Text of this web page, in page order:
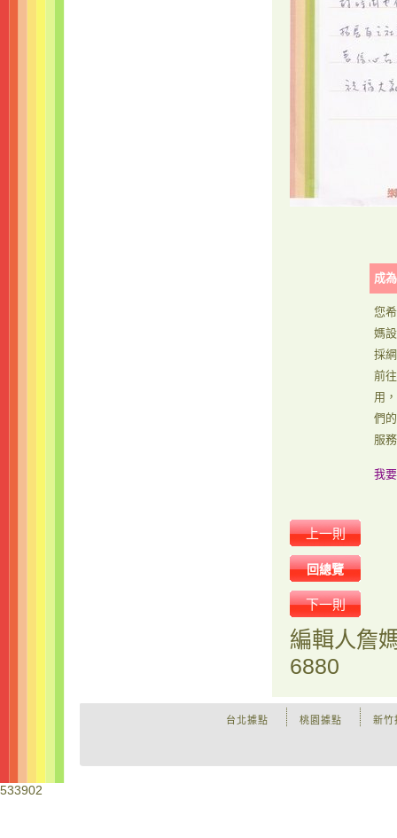
成
您
媽
採
前
用
們
服
我
上一則
回總覽
下一則
編輯人詹
6880
新竹
桃園據點
台北據點
533902